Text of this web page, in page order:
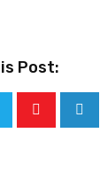
Post: